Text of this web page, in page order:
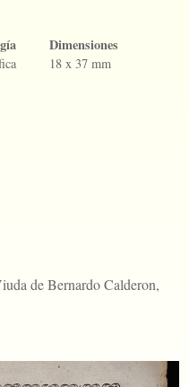
Dimensiones
18 x 37 mm
de Bernardo Calderon,